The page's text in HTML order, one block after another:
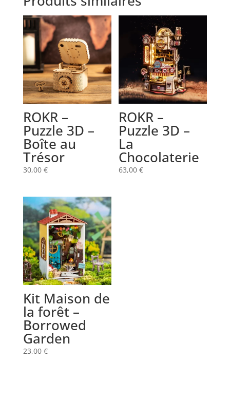
ROKR –
Puzzle 3D –
Boîte au
Trésor
30,00 €
ROKR –
Puzzle 3D –
La
Chocolaterie
63,00€
Kit Maison de
la forêt –
Borrowed
Garden
23,00 €